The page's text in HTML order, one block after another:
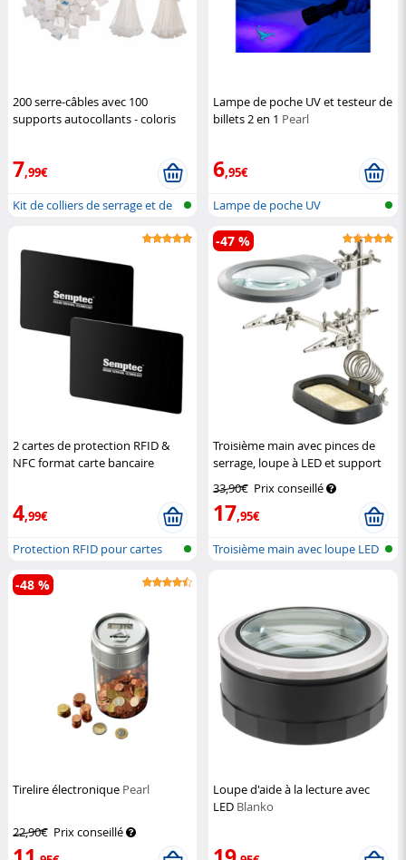
200 serre-câbles avec 100
supports autocollants - coloris
7,99€
Kit de colliers de serrage et de
Lampe de poche UV et testeur de
billets 2 en 1 Pearl
6,95€
Lampe de poche UV
2 cartes de protection RFID &
NFC format carte bancaire
4,99€
Protection RFID pour cartes
Troisième main avec pinces de
serrage, loupe à LED et support
33,90€ Prix conseillé
17,95€
-47 %
Troisième main avec loupe LED
Tirelire électronique Pearl
22,90€ Prix conseillé
-48 %
Loupe d'aide à la lecture avec
LED Blanko